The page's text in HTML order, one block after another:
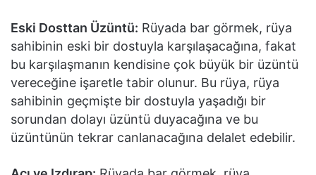
Eski Dosttan Üzüntü: Rüyada bar görmek, rüya
sahibinin eski bir dostuyla karşılaşacağına, fakat
bu karşılaşmanın kendisine çok büyük bir üzüntü
ve­receğine işaretle tabir olunur. Bu rüya, rüya
sahibinin geçmişte bir dostuyla yaşadığı bir
sorundan dolayı üzüntü duyacağına ve bu
üzüntünün tekrar canlanacağına delalet edebilir.